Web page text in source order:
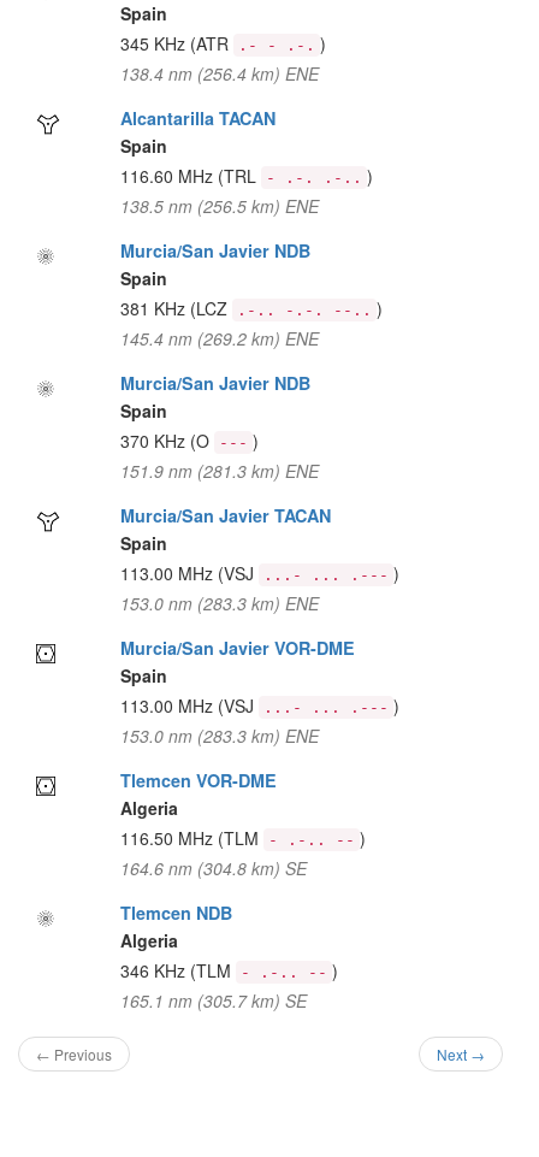
Spain
345 KHz (ATR .- - .-. )
138.4 nm (256.4 km) ENE
Alcantarilla TACAN
Spain
116.60 MHz (TRL - .-. .-.. )
138.5 nm (256.5 km) ENE
Murcia/San Javier NDB
Spain
381 KHz (LCZ .-.. -.-. --.. )
145.4 nm (269.2 km) ENE
Murcia/San Javier NDB
Spain
370 KHz (O --- )
151.9 nm (281.3 km) ENE
Murcia/San Javier TACAN
Spain
113.00 MHz (VSJ ...- ... .--- )
153.0 nm (283.3 km) ENE
Murcia/San Javier VOR-DME
Spain
113.00 MHz (VSJ ...- ... .--- )
153.0 nm (283.3 km) ENE
Tlemcen VOR-DME
Algeria
116.50 MHz (TLM - .-.. -- )
164.6 nm (304.8 km) SE
Tlemcen NDB
Algeria
346 KHz (TLM - .-.. -- )
165.1 nm (305.7 km) SE
← Previous Next →